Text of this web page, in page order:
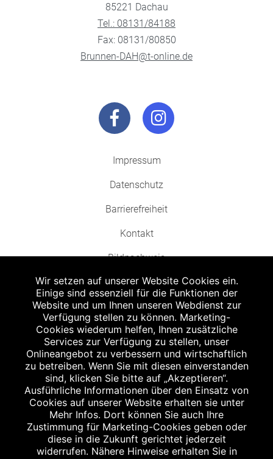
85221 Dachau
Tel.: 08131/84188
Fax: 08131/80850
Brunnen-DAH@t-online.de
Impressum
Datenschutz
Barrierefreiheit
Kontakt
Bildnachweis
Abgabe in haushaltsüblichen Mengen, solange der Vorrat reicht. Für Druck-
und Satzfehler keine Haftung.
Zu Risiken und Nebenwirkungen lesen Sie die Packungsbeilage und fragen
Sie Ihren Arzt oder Apotheker.
Angabe nach der deutschen Arzneimitteltaxe Apothekenerstattungspreis
(AEP). Der AEP ist keine unverbindliche Preisempfehlung der Hersteller. Der
AEP ist ein von den Apotheken in Ansatz gebrachter Preis für rezeptfreie
Arzneimittel. Er entspricht in der Höhe dem für Apotheken verbindlichen
Abgabepreis, zu dem eine Apotheke in bestimmten Fällen (z.B. bei Kindern
unter 12 Jahren) das Produkt mit der gesetzlichen Krankenversicherung
abrechnet. Der AEP ist der allgemeine Erstattungspreis im Falle einer
Kostenübernahme durch die gesetzlichen Krankenkassen, vor Abzug eines
Zwangsrabattes (zur Zeit 5%) nach §130 Abs. 1 SGB V.
Wir setzen auf unserer Website Cookies ein.
Einige sind essenziell für die Funktionen der
Website und um Ihnen unseren Webdienst zur
Verfügung stellen zu können. Marketing-
Cookies wiederum helfen, Ihnen zusätzliche
Services zur Verfügung zu stellen, unser
Onlineangebot zu verbessern und wirtschaftlich
zu betreiben. Wenn Sie mit diesen einverstanden
sind, klicken Sie bitte auf „Akzeptieren“.
Ausführliche Informationen über den Einsatz von
Cookies auf unserer Website erhalten sie unter
Mehr Infos. Dort können Sie auch Ihre
Zustimmung für Marketing-Cookies geben oder
diese in die Zukunft gerichtet jederzeit
widerrufen. Nähere Hinweise erhalten Sie in